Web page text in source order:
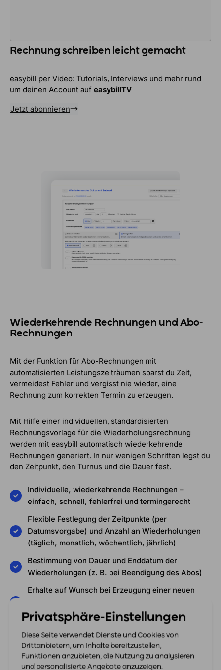
Rechnung schreiben leicht gemacht
easybill per Video: Tutorials, Interviews und mehr rund
um deinen Account auf easybillTV
Jetzt abonnieren
Wiederkehrende Rechnungen und Abo-
Rechnungen
Mit der Funktion für Abo-Rechnungen mit
automatisierten Leistungszeiträumen sparst du Zeit,
vermeidest Fehler und vergisst nie wieder, eine
Rechnung zum korrekten Termin zu erzeugen.
Mit Hilfe einer individuellen, standardisierten
Rechnungsvorlage für die Wiederholungsrechnung
werden mit easybill automatisch wiederkehrende
Rechnungen generiert. In nur wenigen Schritten legst du
den Zeitpunkt, den Turnus und die Dauer fest.
Individuelle, wiederkehrende Rechnungen –
einfach, schnell, fehlerfrei und termingerecht
Flexible Festlegung der Zeitpunkte (per
Datumsvorgabe) und Anzahl an Wiederholungen
(täglich, monatlich, wöchentlich, jährlich)
Bestimmung von Dauer und Enddatum der
Wiederholungen (z. B. bei Beendigung des Abos)
Erhalte auf Wunsch bei Erzeugung einer neuen
Nachricht über das easybill-System
Mehr zur Abo-Rechnung
Privatsphäre-Einstellungen
Diese Seite verwendet Dienste und Cookies von
Drittanbietern, um Inhalte bereitzustellen,
Funktionen anzubieten, die Nutzung zu analysieren
und personalisierte Angebote anzuzeigen.